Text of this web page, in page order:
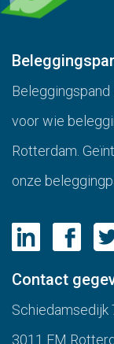
voor wie
Rotterdam.
onze
Contact
Schiedamsedijk
3011 EM